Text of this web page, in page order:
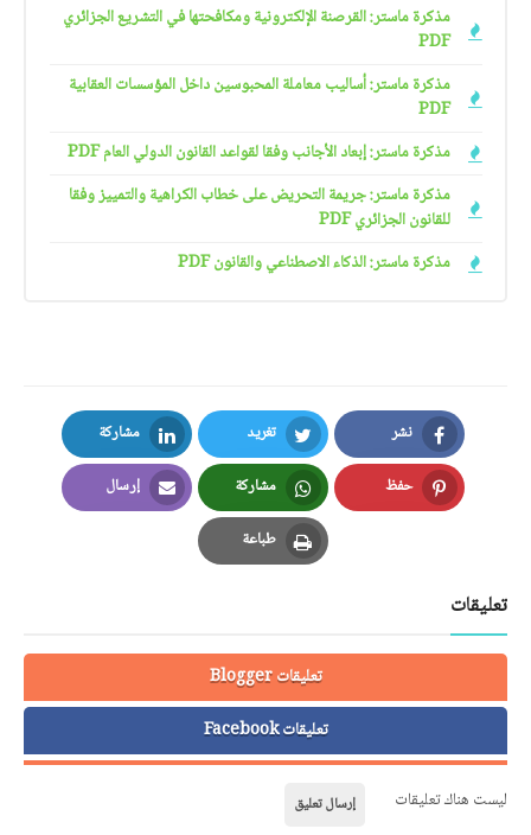
مذكرة ماستر: القرصنة الإلكترونية ومكافحتها في التشريع الجزائري
PDF
مذكرة ماستر: أساليب معاملة المحبوسين داخل المؤسسات العقابية
PDF
مذكرة ماستر: إبعاد الأجانب وفقا لقواعد القانون الدولي العام PDF
مذكرة ماستر: جريمة التحريض على خطاب الكراهية والتمييز وفقا
للقانون الجزائري PDF
مذكرة ماستر: الذكاء الاصطناعي والقانون PDF
نشر
Facebook
تغريد
Twitter
مشاركة
LinkedIn
حفظ
Pinterest
مشاركة
Whatsapp
إرسال
Email
طباعة
Print
تعليقات
تعليقات Blogger
تعليقات Facebook
ليست هناك تعليقات إرسال تعليق